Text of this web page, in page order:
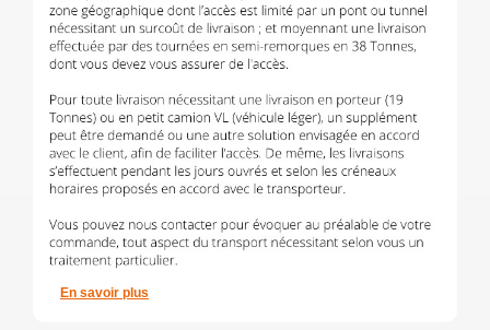
En savoir plus